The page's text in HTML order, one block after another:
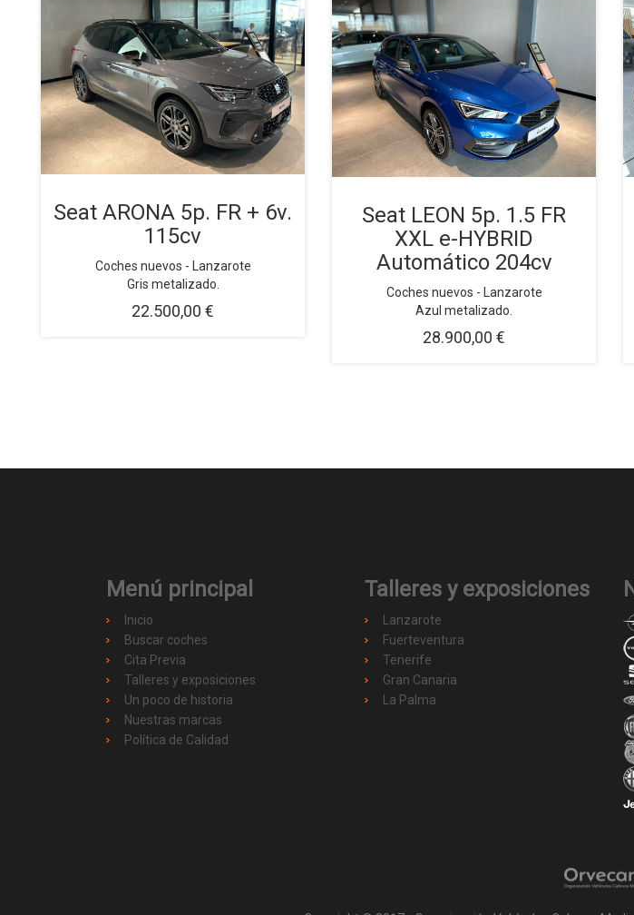
Seat ARONA 5p. FR + 6v.
115cv
Coches nuevos - Lanzarote
Gris metalizado.
22.500,00 €
Seat LEON 5p. 1.5 FR
XXL e-HYBRID
Automático 204cv
Coches nuevos - Lanzarote
Azul metalizado.
28.900,00 €
Menú principal
Inicio
Buscar coches
Cita Previa
Talleres y exposiciones
Un poco de historia
Nuestras marcas
Política de Calidad
Talleres y exposiciones
Lanzarote
Fuerteventura
Tenerife
Gran Canaria
La Palma